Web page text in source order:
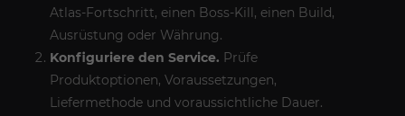
Atlas-Fortschritt, einen Boss-Kill, einen Build,
Ausrüstung oder Währung.
Konfiguriere den Service. Prüfe
Produktoptionen, Voraussetzungen,
Liefermethode und voraussichtliche Dauer.